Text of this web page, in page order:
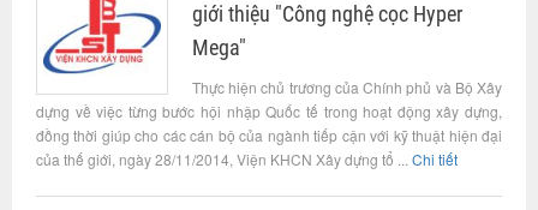
giới thiệu "Công nghệ cọc Hyper
Mega"
Thực hiện chủ trương của Chính phủ và Bộ Xây
dựng về việc từng bước hội nhập Quốc tế trong hoạt động xây dựng,
đồng thời giúp cho các cán bộ của ngành tiếp cận với kỹ thuật hiện đại
của thế giới, ngày 28/11/2014, Viện KHCN Xây dựng tổ ... Chi tiết